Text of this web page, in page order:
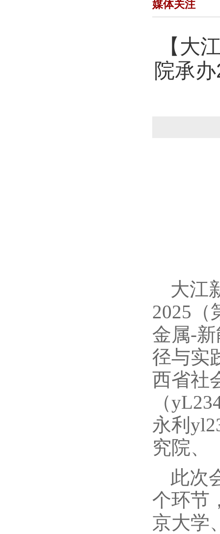
媒体关注
【大
院承
大江
2025（
金属-
径与实
西省社
（
永利
究院、
此次
个环节
京大学